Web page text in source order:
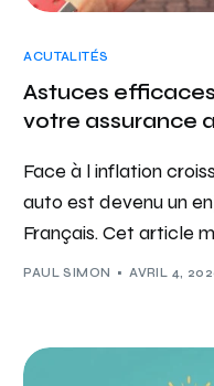
ACUTALITÉS
Astuces
votre assurance
Face à l inflation
auto est devenu un
Français. Cet article
PAUL SIMON AVRIL 4,